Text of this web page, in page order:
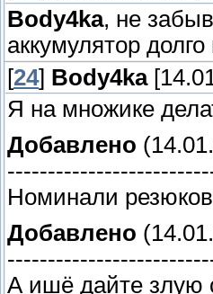
Body4ka, не
аккумулятор
[24] Body4ka
Я на множике
Добавлено
Номинали
Добавлено
А ишё дайте злую